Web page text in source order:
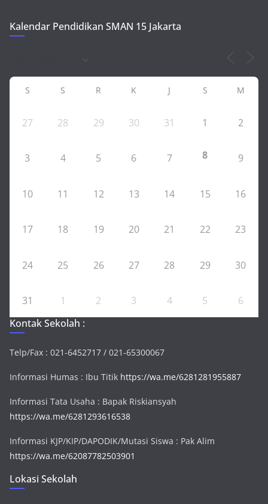
Kalendar Pendidikan SMAN 15 Jakarta
S S R K J S M
27 28 29 30 31 1 2
3 4 5 6 7 8 9
10 11 12 13 14 15 16
17 18 19 20 21 22 23
24 25 26 27 28 29 30
31 1 2 3 4 5
6
Kontak Sekolah :
Telp/Fax : 021-6452717 / 021-65300067
Informasi Humas : Ibu Titik https://wa.me/6281281955887
Informasi Tata Usaha : Bapak Riskiansyah
https://wa.me/6281293616538
Informasi KJP/KIP/DAPODIK/Mutasi Siswa : Pak Alim
https://wa.me/62087782503901
Lokasi Sekolah